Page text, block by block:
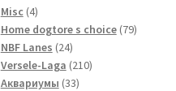
Misc 44
товара
Home dogtore s choice 7979
NBF Lanes 2424
товара
Versele-Laga 210210
Аквариумы 3333